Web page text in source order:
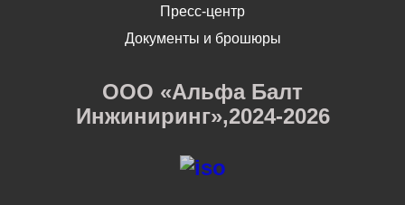
Пресс-центр
Документы и брошюры
ООО «Альфа Балт
Инжиниринг»,2024-2026